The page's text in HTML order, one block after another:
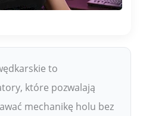
to
które pozwalają
mechanikę holu bez